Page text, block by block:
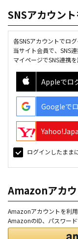
SNSアカウン
各SNSアカウントでロ
当サイト会員で、SNS
マイページでSNS連携
Appleでロ
Googleで
ログインしたまま
Amazonアカ
Amazonアカウントを利
AmazonのID、パスワード